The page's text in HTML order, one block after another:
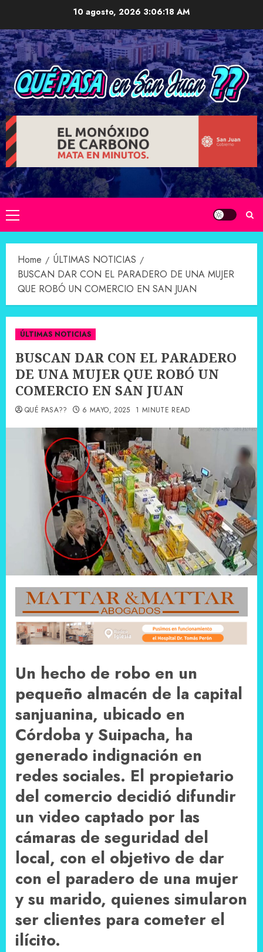
content
10 agosto, 2026 3:06:19 AM
Primary
Menu
Home
ÚLTIMAS NOTICIAS
BUSCAN DAR CON EL PARADERO DE UNA MUJER
QUE ROBÓ UN COMERCIO EN SAN JUAN
ÚLTIMAS NOTICIAS
BUSCAN DAR CON EL PARADERO
DE UNA MUJER QUE ROBÓ UN
COMERCIO EN SAN JUAN
QUÉ PASA?? 6 MAYO, 2025 1 MINUTE READ
Un hecho de robo en un
pequeño almacén de la capital
sanjuanina, ubicado en
Córdoba y Suipacha, ha
generado indignación en
redes sociales. El propietario
del comercio decidió difundir
un video captado por las
cámaras de seguridad del
local, con el objetivo de dar
con el paradero de una mujer
y su marido, quienes simularon
ser clientes para cometer el
ilícito.